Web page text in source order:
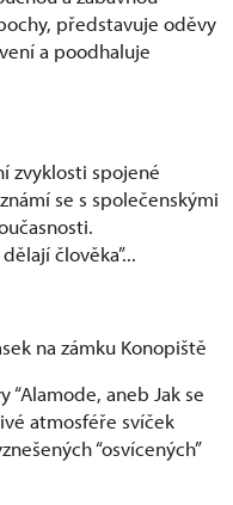
představuje oděvy
a poodhaluje
zvyklosti spojené
se s společenskými
člověka”...
na zámku Konopiště
aneb Jak se
atmosféře svíček
“osvícených”